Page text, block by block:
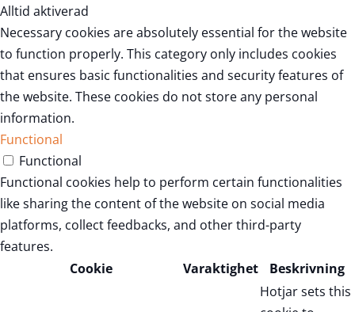
Alltid aktiverad
Necessary cookies are absolutely essential for the website
to function properly. This category only includes cookies
that ensures basic functionalities and security features of
the website. These cookies do not store any personal
information.
Functional
Functional
Functional cookies help to perform certain functionalities
like sharing the content of the website on social media
platforms, collect feedbacks, and other third-party
features.
Cookie
Varaktighet Beskrivning
Hotjar sets this